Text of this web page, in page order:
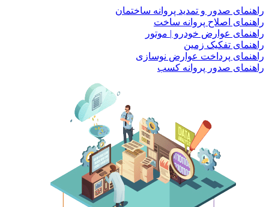
راهنمای صدور و تمدید پروانه ساختمان
راهنمای اصلاح پروانه ساخت
راهنمای عوارض خودرو | موتور
راهنمای تفکیک زمین
راهنمای پرداخت عوارض نوسازی
راهنمای صدور پروانه کسب